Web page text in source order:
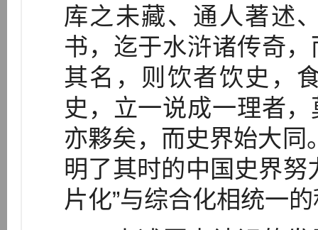
库之未藏、通人著述
书，迄于水浒诸传奇
其名，则饮者饮史，
史，立一说成一理者
亦夥矣，而史界始大同
明了其时的中国史界努
片化”与综合化相统一